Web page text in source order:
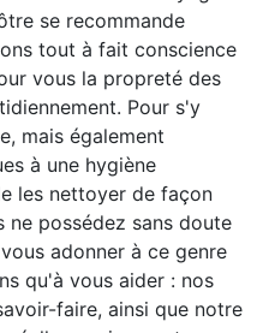
se recommande
tout à fait conscience
vous la propreté des
Pour s'y
mais également
à une hygiène
les nettoyer de façon
ne possédez sans doute
adonner à ce genre
qu'à vous aider : nos
faire, ainsi que notre